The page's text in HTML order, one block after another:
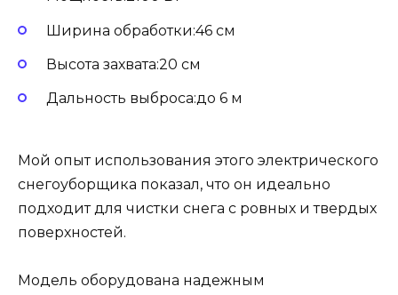
Ширина обработки:46 см
Высота захвата:20 см
Дальность выброса:до 6 м
Мой опыт использования этого электрического
снегоуборщика показал, что он идеально
подходит для чистки снега с ровных и твердых
поверхностей.
Модель оборудована надежным